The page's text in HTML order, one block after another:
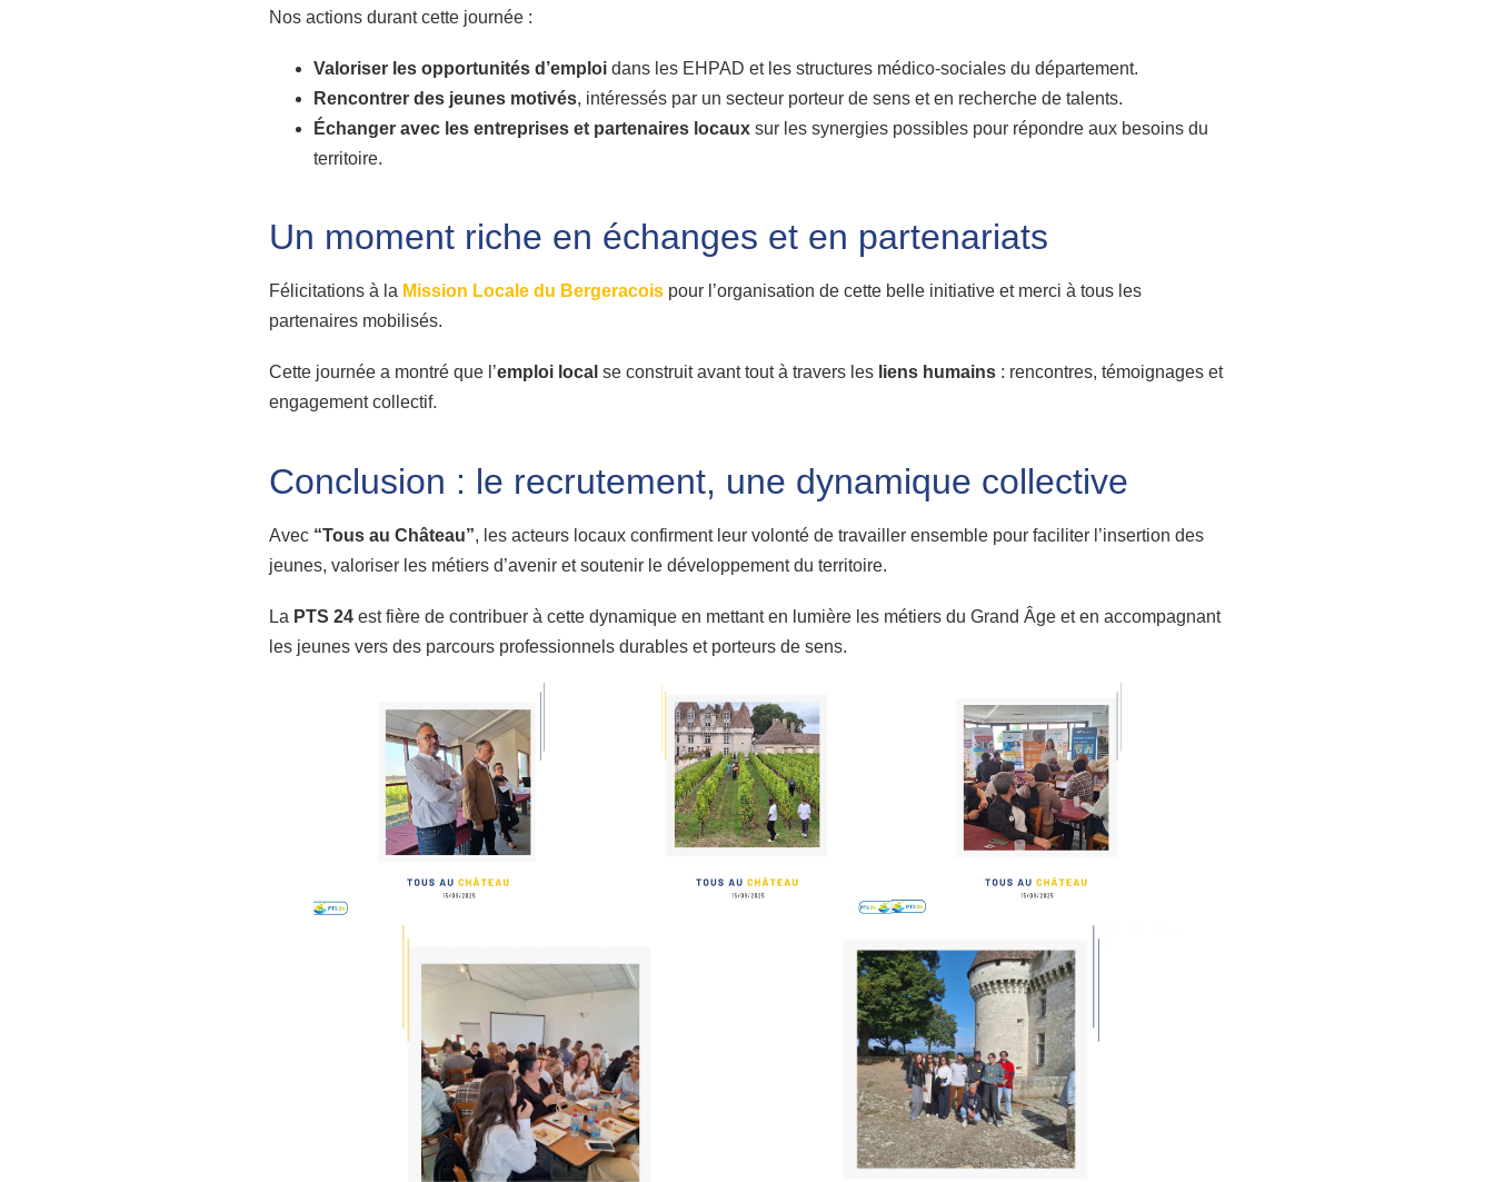
Nos actions durant cette journée :
Valoriser les opportunités d’emploi dans les EHPAD et les structures médico-sociales du département.
Rencontrer des jeunes motivés, intéressés par un secteur porteur de sens et en recherche de talents.
Échanger avec les entreprises et partenaires locaux sur les synergies possibles pour répondre aux besoins du
territoire.
Un moment riche en échanges et en partenariats
Félicitations à la Mission Locale du Bergeracois pour l’organisation de cette belle initiative et merci à tous les
partenaires mobilisés.
Cette journée a montré que l’emploi local se construit avant tout à travers les liens humains : rencontres, témoignages et
engagement collectif.
Conclusion : le recrutement, une dynamique collective
Avec “Tous au Château”, les acteurs locaux confirment leur volonté de travailler ensemble pour faciliter l’insertion des
jeunes, valoriser les métiers d’avenir et soutenir le développement du territoire.
La PTS 24 est fière de contribuer à cette dynamique en mettant en lumière les métiers du Grand Âge et en accompagnant
les jeunes vers des parcours professionnels durables et porteurs de sens.